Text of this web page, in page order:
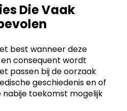
Die Vaak
best wanneer deze
consequent wordt
passen bij de oorzaak
geschiedenis en of
nabije toekomst mogelijk